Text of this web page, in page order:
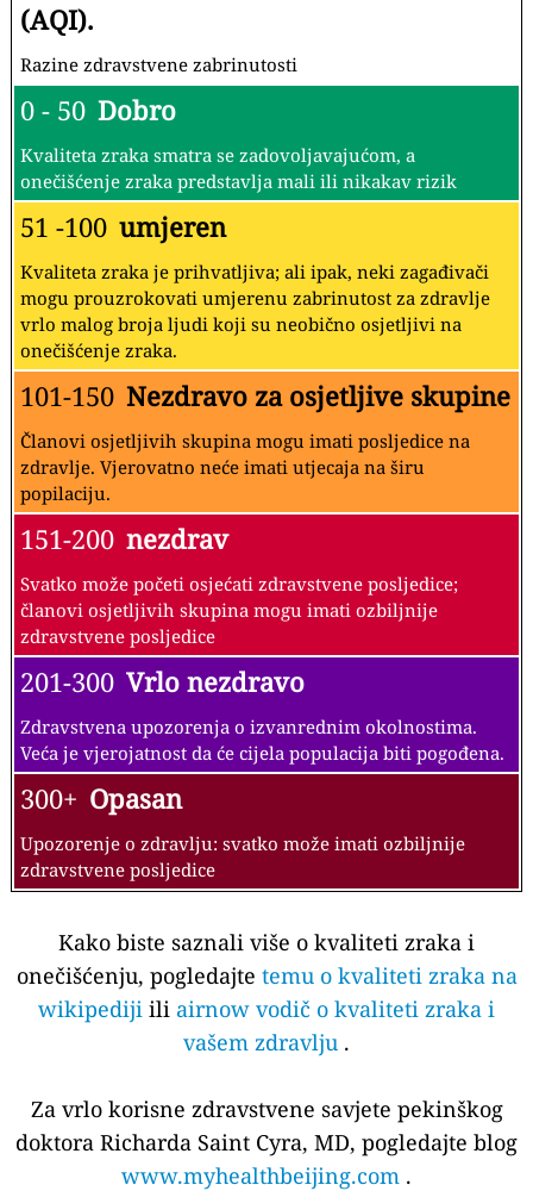
(AQI).
Razine zdravstvene zabrinutosti
0 - 50 Dobro
Kvaliteta zraka smatra se zadovoljavajućom, a
onečišćenje zraka predstavlja mali ili nikakav rizik
51 -100 umjeren
Kvaliteta zraka je prihvatljiva; ali ipak, neki zagađivači
mogu prouzrokovati umjerenu zabrinutost za zdravlje
vrlo malog broja ljudi koji su neobično osjetljivi na
onečišćenje zraka.
101-150 Nezdravo za osjetljive skupine
Članovi osjetljivih skupina mogu imati posljedice na
zdravlje. Vjerovatno neće imati utjecaja na širu
popilaciju.
151-200 nezdrav
Svatko može početi osjećati zdravstvene posljedice;
članovi osjetljivih skupina mogu imati ozbiljnije
zdravstvene posljedice
201-300 Vrlo nezdravo
Zdravstvena upozorenja o izvanrednim okolnostima.
Veća je vjerojatnost da će cijela populacija biti pogođena.
300+ Opasan
Upozorenje o zdravlju: svatko može imati ozbiljnije
zdravstvene posljedice
Kako biste saznali više o kvaliteti zraka i
onečišćenju, pogledajte temu o kvaliteti zraka na
wikipediji ili airnow vodič o kvaliteti zraka i
vašem zdravlju .
Za vrlo korisne zdravstvene savjete pekinškog
doktora Richarda Saint Cyra, MD, pogledajte blog
www.myhealthbeijing.com .